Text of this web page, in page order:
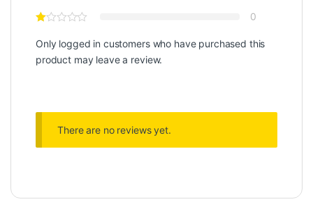
0
Only logged in customers who have purchased this
product may leave a review.
There are no reviews yet.